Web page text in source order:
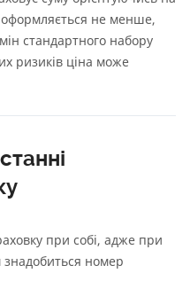
не менше,
стандартного набору
ризиків ціна може
при собі, адже при
знадобиться номер